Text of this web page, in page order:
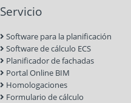
Servicio
Software para la planificación
Software de cálculo ECS
Planificador de fachadas
Portal Online BIM
Homologaciones
Formulario de cálculo